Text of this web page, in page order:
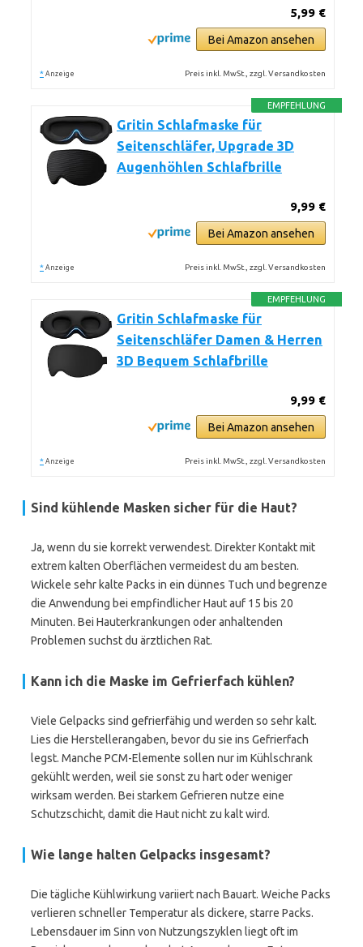
5,99 €
Bei Amazon ansehen
* Anzeige Preis inkl. MwSt., zzgl. Versandkosten
EMPFEHLUNG
Gritin Schlafmaske für
Seitenschläfer, Upgrade 3D
Augenhöhlen Schlafbrille
9,99 €
Bei Amazon ansehen
* Anzeige Preis inkl. MwSt., zzgl. Versandkosten
EMPFEHLUNG
Gritin Schlafmaske für
Seitenschläfer Damen & Herren
3D Bequem Schlafbrille
9,99 €
Bei Amazon ansehen
* Anzeige Preis inkl. MwSt., zzgl. Versandkosten
Sind kühlende Masken sicher für die Haut?
Ja, wenn du sie korrekt verwendest. Direkter Kontakt mit
extrem kalten Oberflächen vermeidest du am besten.
Wickele sehr kalte Packs in ein dünnes Tuch und begrenze
die Anwendung bei empfindlicher Haut auf 15 bis 20
Minuten. Bei Hauterkrankungen oder anhaltenden
Problemen suchst du ärztlichen Rat.
Kann ich die Maske im Gefrierfach kühlen?
Viele Gelpacks sind gefrierfähig und werden so sehr kalt.
Lies die Herstellerangaben, bevor du sie ins Gefrierfach
legst. Manche PCM-Elemente sollen nur im Kühlschrank
gekühlt werden, weil sie sonst zu hart oder weniger
wirksam werden. Bei starkem Gefrieren nutze eine
Schutzschicht, damit die Haut nicht zu kalt wird.
Wie lange halten Gelpacks insgesamt?
Die tägliche Kühlwirkung variiert nach Bauart. Weiche Packs
verlieren schneller Temperatur als dickere, starre Packs.
Lebensdauer im Sinn von Nutzungszyklen liegt oft im